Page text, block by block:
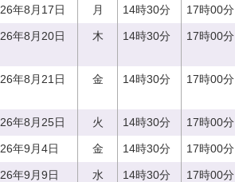
年8月17日 月 14時30分 17時00分
年8月20日 木 14時30分 17時00分
年8月21日 金 14時30分 17時00分
年8月25日 火 14時30分 17時00分
年9月4日 金 14時30分 17時00分
年9月9日 水 14時30分 17時00分